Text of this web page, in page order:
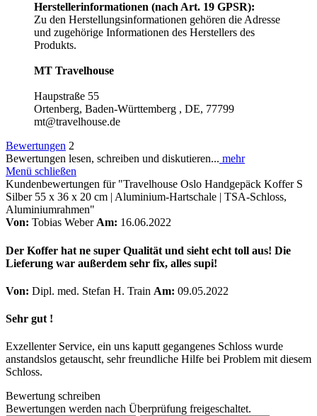
Herstellerinformationen (nach Art. 19 GPSR):
Zu den Herstellungsinformationen gehören die Adresse
und zugehörige Informationen des Herstellers des
Produkts.
MT Travelhouse
Haupstraße 55
Ortenberg, Baden-Württemberg , DE, 77799
mt@travelhouse.de
Bewertungen 2
Bewertungen lesen, schreiben und diskutieren... mehr
Menü schließen
Kundenbewertungen für "Travelhouse Oslo Handgepäck Koffer S
Silber 55 x 36 x 20 cm | Aluminium-Hartschale | TSA-Schloss,
Aluminiumrahmen"
Von: Tobias Weber Am: 16.06.2022
Der Koffer hat ne super Qualität und sieht echt toll aus! Die
Lieferung war außerdem sehr fix, alles supi!
Von: Dipl. med. Stefan H. Train Am: 09.05.2022
Sehr gut !
Exzellenter Service, ein uns kaputt gegangenes Schloss wurde
anstandslos getauscht, sehr freundliche Hilfe bei Problem mit diesem
Schloss.
Bewertung schreiben
Bewertungen werden nach Überprüfung freigeschaltet.